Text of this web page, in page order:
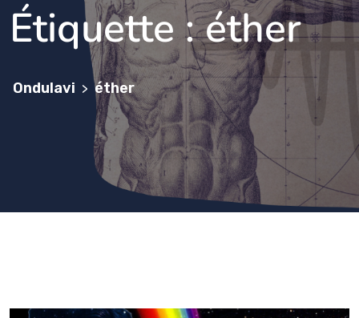
Étiquette :éther
Ondulavi > éther